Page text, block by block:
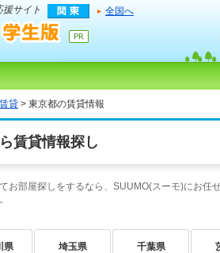
サイト 全国へ
賃貸 > 東京都の賃貸情報
賃貸情報探し
お部屋探しをするなら、SUUMO(スーモ)にお
県 埼玉県 千葉県